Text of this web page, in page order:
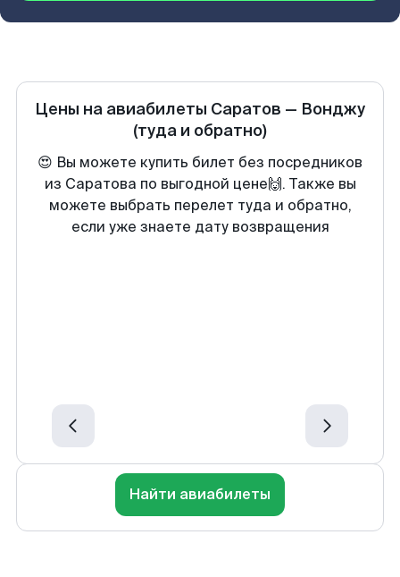
Цены на авиабилеты Саратов — Вонджу
(туда и обратно)
😍 Вы можете купить билет без посредников
из Саратова по выгодной цене🙌. Также вы
можете выбрать перелет туда и обратно,
если уже знаете дату возвращения
Найти авиабилеты